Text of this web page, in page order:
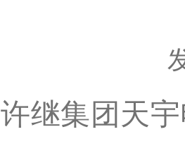
许继集团天